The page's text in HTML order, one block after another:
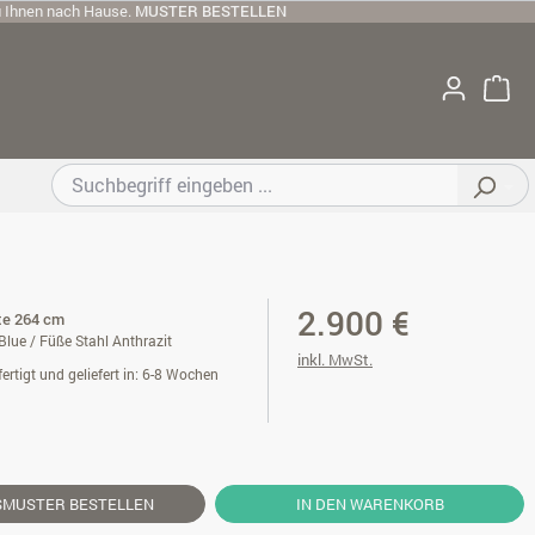
nach Hause. MUSTER BESTELLEN
264 cm
/ Füße Stahl Anthrazit
und geliefert in: 6-8 Wochen
2.900 €
inkl. MwSt.
BESTELLEN IN DEN WARENKORB